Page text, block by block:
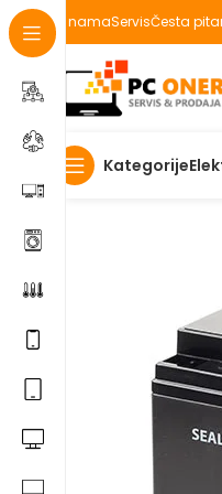
O namaServisČesta
Kategorije
Početna